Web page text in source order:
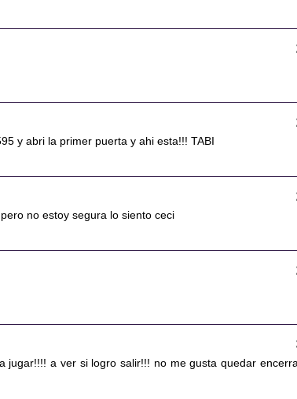
y abri la primer puerta y ahi esta!!! TABI
no estoy segura lo siento ceci
jugar!!!! a ver si logro salir!!! no me gusta quedar